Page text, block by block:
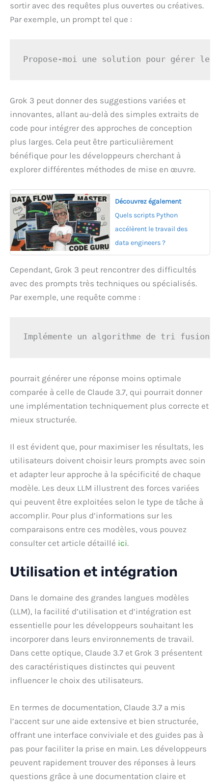
sortir avec des requêtes plus ouvertes ou créatives.
Par exemple, un prompt tel que :
Propose-moi une solution pour gérer
Grok 3 peut donner des suggestions variées et
innovantes, allant au-delà des simples extraits de
code pour intégrer des approches de conception
plus larges. Cela peut être particulièrement
bénéfique pour les développeurs cherchant à
explorer différentes méthodes de mise en œuvre.
Découvrez également
Quels scripts Python
accélèrent le travail des
data engineers ?
Cependant, Grok 3 peut rencontrer des difficultés
avec des prompts très techniques ou spécialisés.
Par exemple, une requête comme :
Implémente un algorithme de tri fusion
pourrait générer une réponse moins optimale
comparée à celle de Claude 3.7, qui pourrait donner
une implémentation techniquement plus correcte et
mieux structurée.
Il est évident que, pour maximiser les résultats, les
utilisateurs doivent choisir leurs prompts avec soin
et adapter leur approche à la spécificité de chaque
modèle. Les deux LLM illustrent des forces variées
qui peuvent être exploitées selon le type de tâche à
accomplir. Pour plus d’informations sur les
comparaisons entre ces modèles, vous pouvez
consulter cet article détaillé ici.
Utilisation et intégration
Dans le domaine des grandes langues modèles
(LLM), la facilité d’utilisation et d’intégration est
essentielle pour les développeurs souhaitant les
incorporer dans leurs environnements de travail.
Dans cette optique, Claude 3.7 et Grok 3 présentent
des caractéristiques distinctes qui peuvent
influencer le choix des utilisateurs.
En termes de documentation, Claude 3.7 a mis
l’accent sur une aide extensive et bien structurée,
offrant une interface conviviale et des guides pas à
pas pour faciliter la prise en main. Les développeurs
peuvent rapidement trouver des réponses à leurs
questions grâce à une documentation claire et